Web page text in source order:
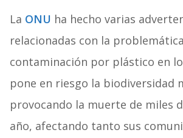
La ONU ha hecho varias
relacionadas con la
contaminación por plástico en
pone en riesgo la biodiversidad
provocando la muerte de miles
año, afectando tanto sus